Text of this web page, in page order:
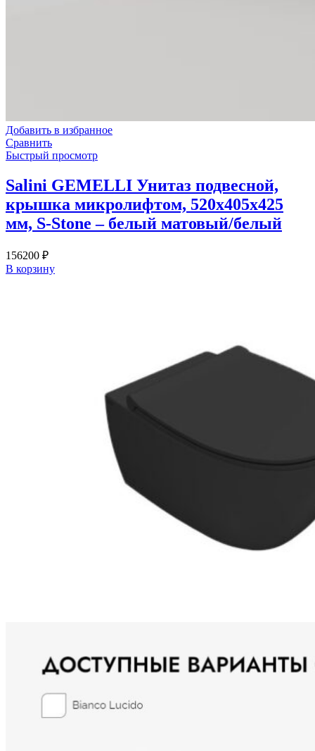
Добавить в избранное
Сравнить
Быстрый просмотр
Salini GEMELLI Унитаз подвесной,
крышка микролифтом, 520х405х425
мм, S-Stone – белый матовый/белый
156200 ₽
В корзину